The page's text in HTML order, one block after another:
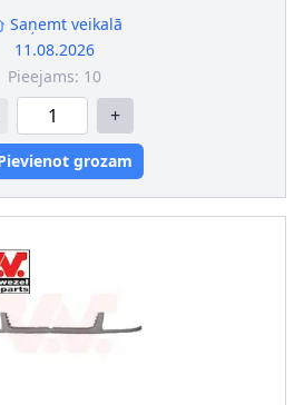
Saņemt veikalā
11.08.2026
Pieejams: 10
+
grozam